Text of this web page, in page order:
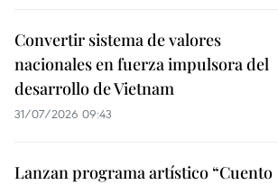
Convertir sistema de valores
nacionales en fuerza impulsora del
desarrollo de Vietnam
31/07/2026 09:43
Lanzan programa artístico “Cuento